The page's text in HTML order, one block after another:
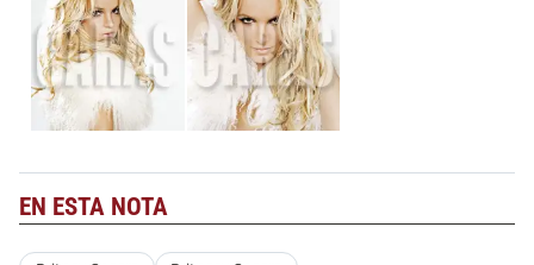
EN ESTA NOTA